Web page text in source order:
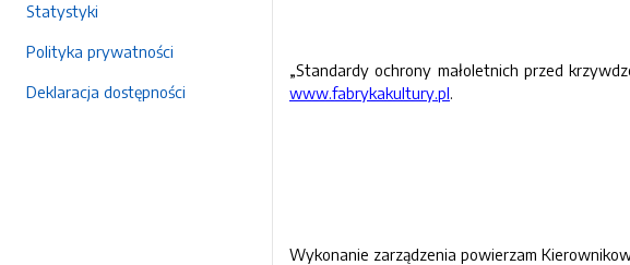
Statystyki
Polityka prywatności
Deklaracja dostępności
„Standardy ochrony małoletnich przed
www.fabrykakultury.pl.
Wykonanie zarządzenia powierzam